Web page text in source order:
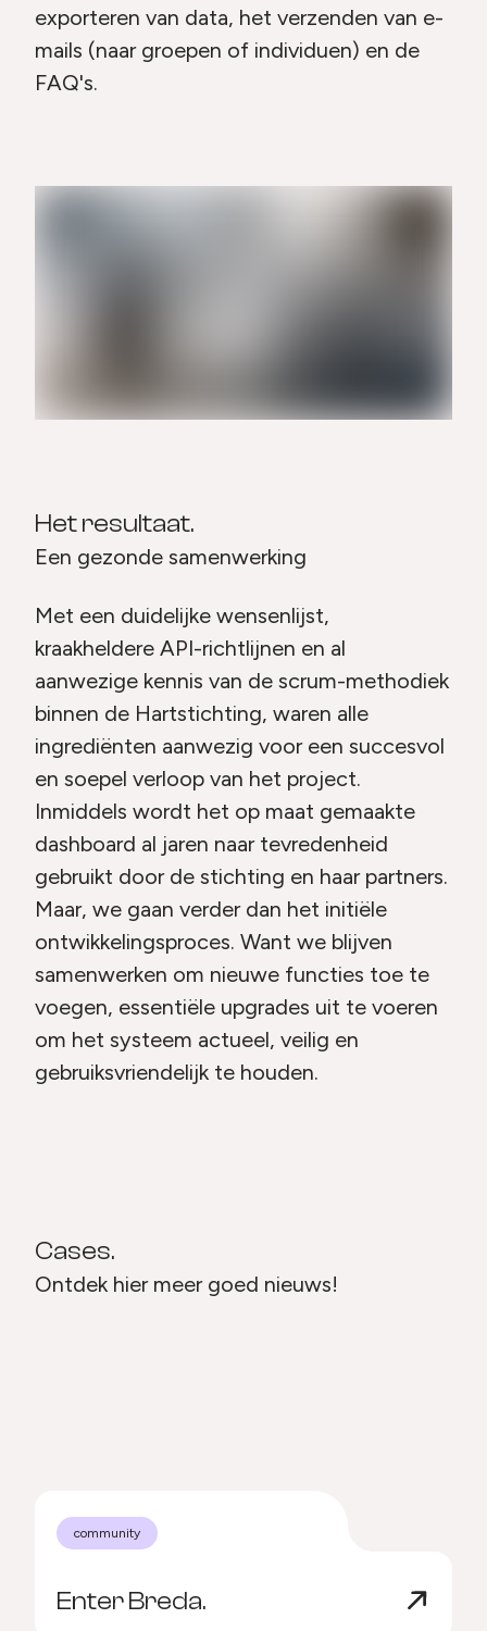
exporteren van data, het verzenden van e-
mails (naar groepen of individuen) en de
FAQ's.
Het resultaat.
Een gezonde samenwerking
Met een duidelijke wensenlijst,
kraakheldere API-richtlijnen en al
aanwezige kennis van de scrum-methodiek
binnen de Hartstichting, waren alle
ingrediënten aanwezig voor een succesvol
en soepel verloop van het project.
Inmiddels wordt het op maat gemaakte
dashboard al jaren naar tevredenheid
gebruikt door de stichting en haar partners.
Maar, we gaan verder dan het initiële
ontwikkelingsproces. Want we blijven
samenwerken om nieuwe functies toe te
voegen, essentiële upgrades uit te voeren
om het systeem actueel, veilig en
gebruiksvriendelijk te houden.
Cases.
Ontdek hier meer goed nieuws!
community
Enter Breda.